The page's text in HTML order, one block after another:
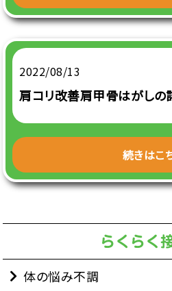
2022/08/13
肩コリ改善肩甲骨はがしの
続きはこ
体の悩み不調